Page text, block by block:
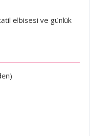
elbisesi ve günlük